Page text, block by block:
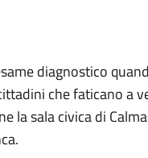
diagnostico
che faticano a
la sala civica di